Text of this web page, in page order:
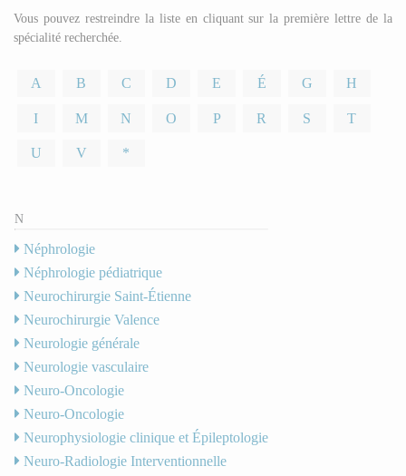
Vous pouvez restreindre la liste en cliquant sur la première lettre de la
spécialité recherchée.
A B C D E É G H
I M N O P R S T
U V *
N
Néphrologie
Néphrologie pédiatrique
Neurochirurgie Saint-Étienne
Neurochirurgie Valence
Neurologie générale
Neurologie vasculaire
Neuro-Oncologie
Neuro-Oncologie
Neurophysiologie clinique et Épileptologie
Neuro-Radiologie Interventionnelle